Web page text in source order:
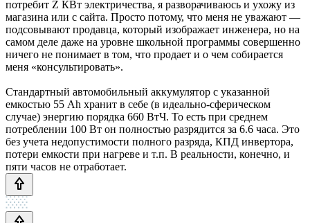
потребит Z КВт электричества, я разворачиваюсь и ухожу из
магазина или с сайта. Просто потому, что меня не уважают —
подсовывают продавца, который изображает инженера, но на
самом деле даже на уровне школьной программы совершенно
ничего не понимает в том, что продает и о чем собирается
меня «консультировать».
Стандартный автомобильный аккумулятор с указанной
емкостью 55 Аh хранит в себе (в идеально-сферическом
случае) энергию порядка 660 ВтЧ. То есть при среднем
потреблении 100 Вт он полностью разрядится за 6.6 часа. Это
без учета недопустимости полного разряда, КПД инвертора,
потери емкости при нагреве и т.п. В реальности, конечно, и
пяти часов не отработает.